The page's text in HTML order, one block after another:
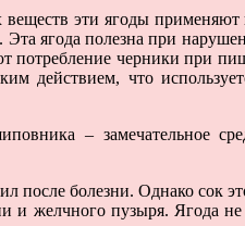
эти ягоды применяют
ягода полезна при
потребление черники при
действием, что
– замечательное
после болезни. Однако сок
и желчного пузыря. Ягода